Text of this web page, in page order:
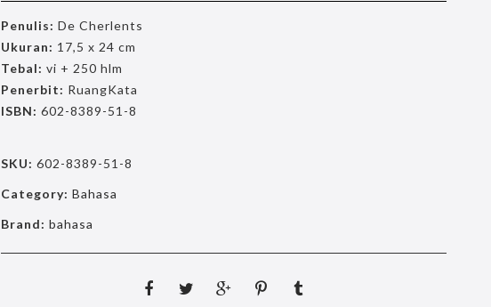
Penulis: De Cherlents
Ukuran: 17,5 x 24 cm
Tebal: vi + 250 hlm
Penerbit: RuangKata
ISBN: 602-8389-51-8
SKU:602-8389-51-8
Category:Bahasa
Brand:bahasa